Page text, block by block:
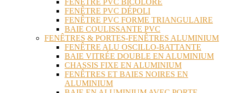
FENÊTRE PVC BICOLORE
FENÊTRE PVC DÉPOLI
FENÊTRE PVC FORME TRIANGULAIRE
BAIE COULISSANTE PVC
FENÊTRES & PORTES-FENÊTRES ALUMINIUM
FENÊTRE ALU OSCILLO-BATTANTE
BAIE VITRÉE DOUBLE EN ALUMINIUM
CHASSIS FIXE EN ALUMINIUM
FENÊTRES ET BAIES NOIRES EN
ALUMINIUM